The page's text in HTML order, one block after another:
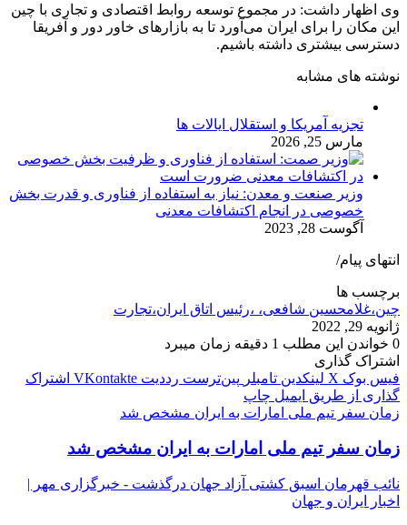
وی اظهار داشت: در مجموع توسعه روابط اقتصادی و تجاری با چین
این مکان را برای ایران می‌آورد تا به بازارهای خاور دور و آفریقا
دسترسی بیشتری داشته باشیم.
نوشته های مشابه
تجزیه آمریکا و استقلال ایالات ها
مارس 25, 2026
وزیر صنعت و معدن: نیاز به استفاده از فناوری و قدرت بخش
خصوصی در انجام اکتشافات معدنی
آگوست 28, 2023
انتهای پیام/
برچسب ها
چین،غلامحسین شافعی، ،رئیس اتاق ایران،تجارت
ژانویه 29, 2022
0 خواندن این مطلب 1 دقیقه زمان میبرد
اشتراک گذاری
فیس بوک X لینکدین ‫تامبلر ‫پین‌ترست ‫رددیت ‫VKontakte اشتراک
گذاری از طریق ایمیل چاپ
زمان سفر تیم ملی امارات به ایران مشخص شد
زمان سفر تیم ملی امارات به ایران مشخص شد
نائب قهرمان اسبق کشتی آزاد جهان درگذشت - خبرگزاری مهر |
اخبار ایران و جهان